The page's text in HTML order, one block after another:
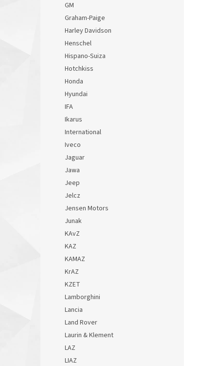
GM
Graham-Paige
Harley Davidson
Henschel
Hispano-Suiza
Hotchkiss
Honda
Hyundai
IFA
Ikarus
International
Iveco
Jaguar
Jawa
Jeep
Jelcz
Jensen Motors
Junak
KAvZ
KAZ
KAMAZ
KrAZ
KZET
Lamborghini
Lancia
Land Rover
Laurin & Klement
LAZ
LIAZ